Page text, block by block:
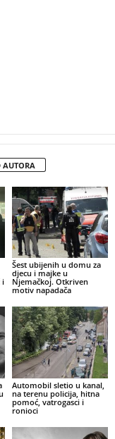
AUTORA
i
Šest ubijenih u domu za
djecu i majke u
Njemačkoj. Otkriven
motiv napadača
Automobil sletio u kanal,
na terenu policija, hitna
pomoć, vatrogasci i
ronioci